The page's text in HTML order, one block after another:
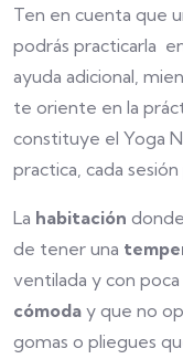
Ten en cuenta que
podrás practicarla
ayuda adicional,
te oriente en la
constituye el Yoga
practica, cada
La habitación
de tener una
ventilada y con
cómoda y que no
gomas o pliegues